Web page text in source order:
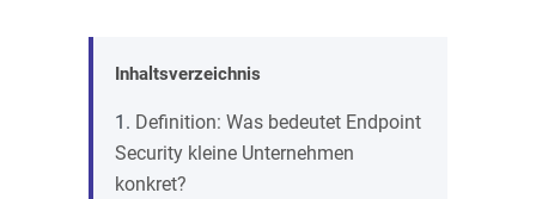
Inhaltsverzeichnis
Definition: Was bedeutet Endpoint
Security kleine Unternehmen
konkret?